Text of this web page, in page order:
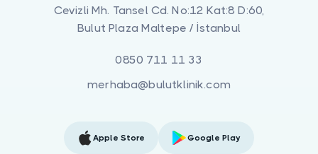
Cevizli Mh. Tansel Cd. No:12 Kat:8 D:60,
Bulut Plaza Maltepe / İstanbul
0850 711 11 33
merhaba@bulutklinik.com
Apple Store Google Play